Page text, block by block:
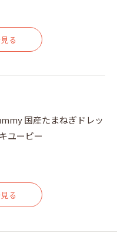
る
国産たまねぎドレッ
ユーピー
る